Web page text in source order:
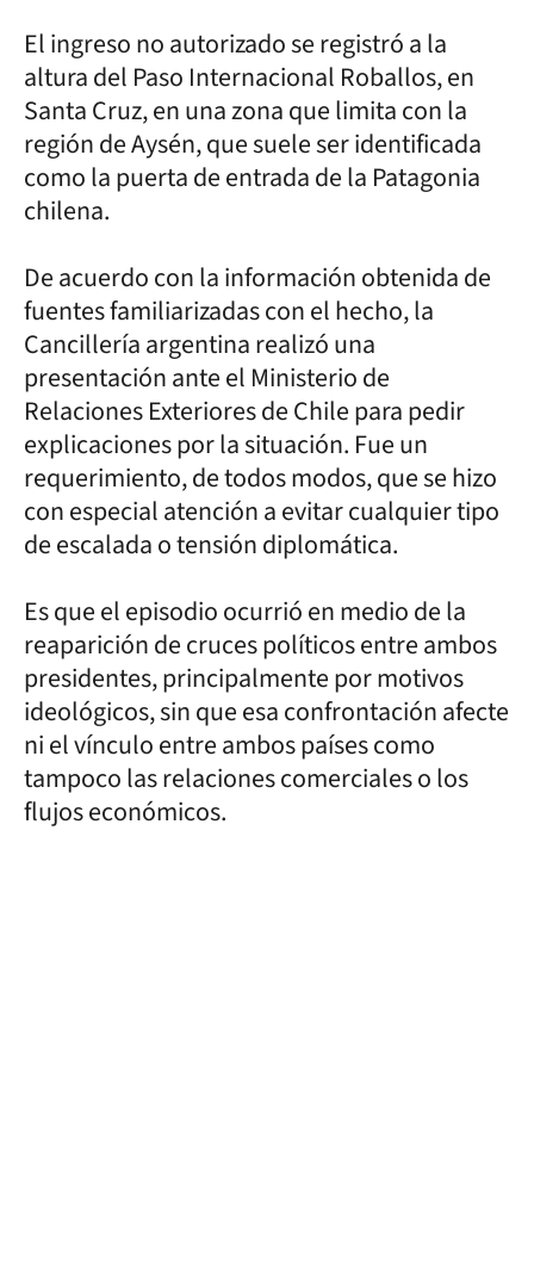
El ingreso no autorizado se registró a la
altura del Paso Internacional Roballos, en
Santa Cruz, en una zona que limita con la
región de Aysén, que suele ser identificada
como la puerta de entrada de la Patagonia
chilena.
De acuerdo con la información obtenida de
fuentes familiarizadas con el hecho, la
Cancillería argentina realizó una
presentación ante el Ministerio de
Relaciones Exteriores de Chile para pedir
explicaciones por la situación. Fue un
requerimiento, de todos modos, que se hizo
con especial atención a evitar cualquier tipo
de escalada o tensión diplomática.
Es que el episodio ocurrió en medio de la
reaparición de cruces políticos entre ambos
presidentes, principalmente por motivos
ideológicos, sin que esa confrontación afecte
ni el vínculo entre ambos países como
tampoco las relaciones comerciales o los
flujos económicos.